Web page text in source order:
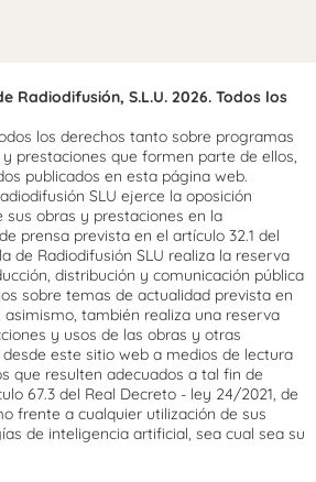
Radiodifusión, S.L.U. 2026. Todos los
los derechos tanto sobre programas
prestaciones que formen parte de ellos,
publicados en esta página web.
SLU ejerce la oposición
obras y prestaciones en la
prensa prevista en el artículo 32.1 del
de Radiodifusión SLU realiza la reserva
distribución y comunicación pública
sobre temas de actualidad prevista en
asimismo, también realiza una reserva
y usos de las obras y otras
este sitio web a medios de lectura
que resulten adecuados a tal fin de
67.3 del Real Decreto - ley 24/2021, de
frente a cualquier utilización de sus
de inteligencia artificial, sea cual sea su